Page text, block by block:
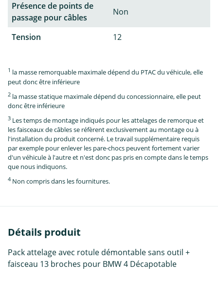
Présence de points de
passage pour câbles
Non
Tension 12
1 la masse remorquable maximale dépend du PTAC du véhicule, elle
peut donc être inférieure
2 la masse statique maximale dépend du concessionnaire, elle peut
donc être inférieure
3 Les temps de montage indiqués pour les attelages de remorque et
les faisceaux de câbles se réfèrent exclusivement au montage ou à
l'installation du produit concerné. Le travail supplémentaire requis
par exemple pour enlever les pare-chocs peuvent fortement varier
d'un véhicule à l'autre et n'est donc pas pris en compte dans le temps
que nous indiquons.
4 Non compris dans les fournitures.
Détails produit
Pack attelage avec rotule démontable sans outil +
faisceau 13 broches pour BMW 4 Décapotable